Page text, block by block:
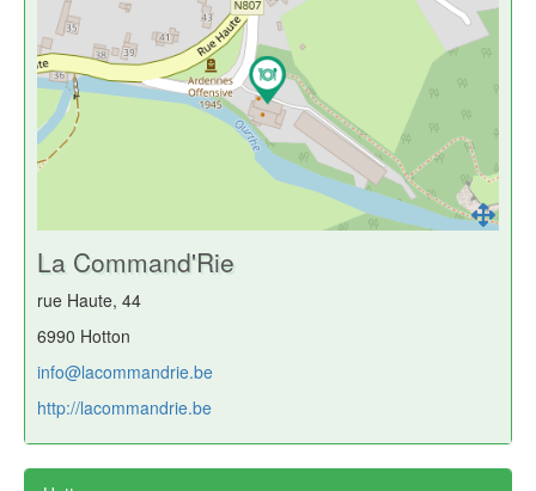
La Command'Rie
rue Haute, 44
6990 Hotton
info@lacommandrie.be
http://lacommandrie.be